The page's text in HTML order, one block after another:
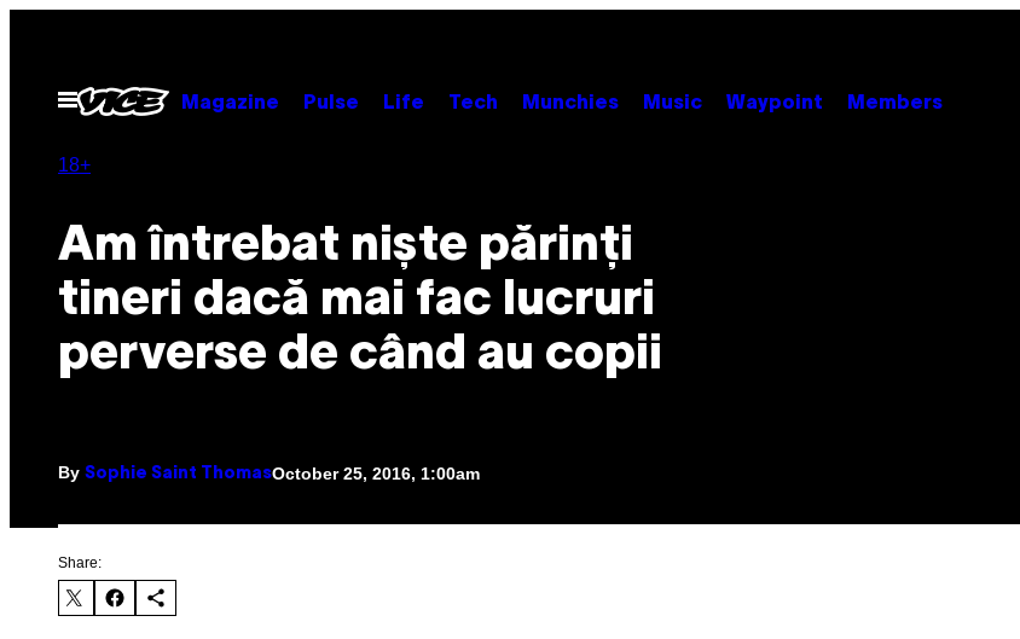
contentOpen
Menu
Magazine Pulse Life Tech Munchies Music Waypoint Members
18+
Am întrebat niște părinți
tineri dacă mai fac lucruri
perverse de când au copii
By Sophie Saint ThomasOctober 25, 2016, 1:00am
Share: